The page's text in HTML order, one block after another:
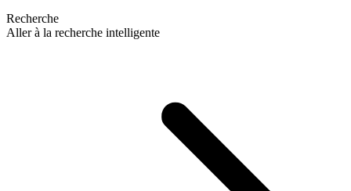
Recherche
Aller à la recherche intelligente